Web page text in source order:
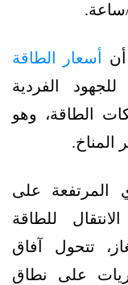
أسعار الطاقة
الفردية
الطاقة، وهو
المناخ.
المرتفعة على
للطاقة
تتحول آفاق
على نطاق